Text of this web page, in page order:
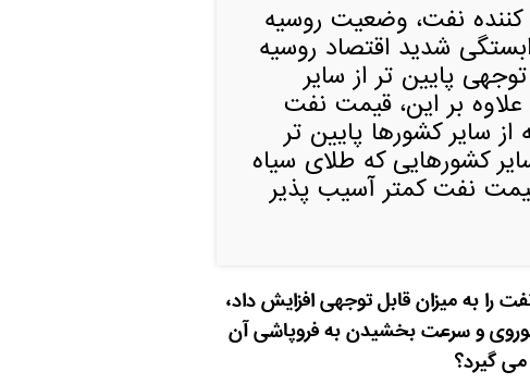
کننده نفت، وضعیت روسیه
شدید اقتصاد روسیه
پایین تر از سایر
بر این، قیمت نفت
از سایر کشورها پایین تر
کشورهایی که طلای سیاه
نفت کمتر آسیب پذیر
نفت را به میزان قابل توجهی افزایش داد،
و سرعت بخشیدن به فروپاشی آن
گیرد؟